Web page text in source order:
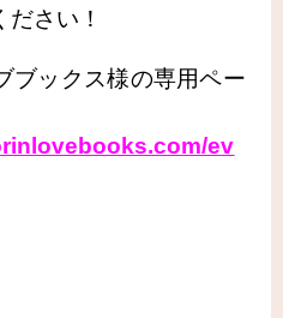
さい！
ブックス様の専用ペー
ev